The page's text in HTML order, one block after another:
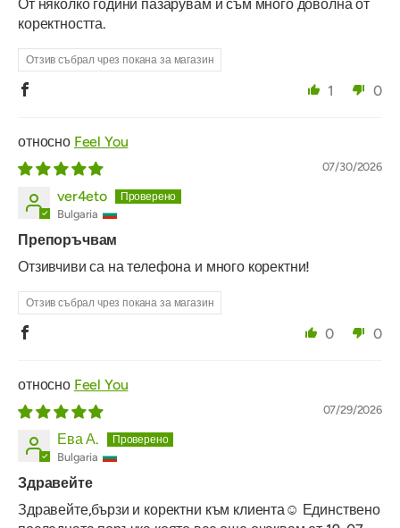
От няколко години пазарувам и съм много доволна от
коректността.
Отзив събрал чрез покана за магазин
1 0
Feel You
07/30/2026
ver4eto
Bulgaria
Препоръчвам
Отзивчиви са на телефона и много коректни!
Отзив събрал чрез покана за магазин
0 0
Feel You
07/29/2026
Ева А.
Bulgaria
Здравейте
Здравейте,бързи и коректни към клиента☺️ Единствено